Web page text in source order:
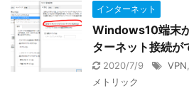
インターネット
Windows10端末
ターネット接続が
2020/7/9 VPN
メトリック